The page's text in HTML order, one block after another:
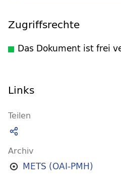
Zugriffsrechte
Das Dokument ist frei
Links
Teilen
Archiv
METS (OAI-PMH)